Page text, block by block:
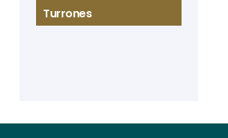
Turrones